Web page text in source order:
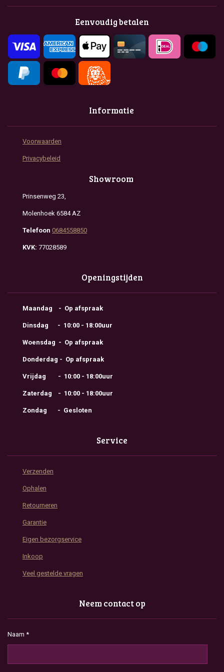
b
o
k
a
r
a
m
s
p
p
Eenvoudig betalen
Informatie
Voorwaarden
Privacybeleid
Showroom
Prinsenweg 23,
Molenhoek 6584 AZ
Telefoon 0684558850
KVK: 77028589
Openingstijden
Maandag - Op afspraak
Dinsdag - 10:00 - 18:00uur
Woensdag - Op afspraak
Donderdag - Op afspraak
Vrijdag - 10:00 - 18:00uur
Zaterdag - 10:00 - 18:00uur
Zondag - Gesloten
Service
Verzenden
Ophalen
Retourneren
Garantie
Eigen bezorgservice
Inkoop
Veel gestelde vragen
Neem contact op
Naam *